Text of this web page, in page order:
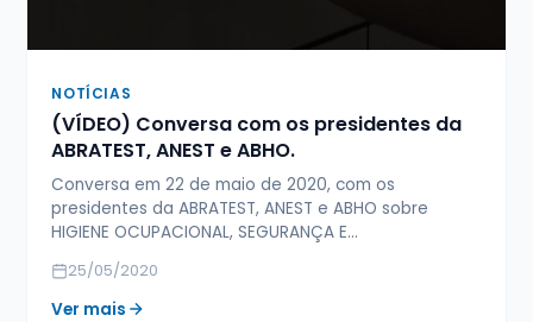
NOTÍCIAS
(VÍDEO) Conversa com os presidentes da
ABRATEST, ANEST e ABHO.
Conversa em 22 de maio de 2020, com os
presidentes da ABRATEST, ANEST e ABHO sobre
HIGIENE OCUPACIONAL, SEGURANÇA E…
25/05/2020
Ver mais